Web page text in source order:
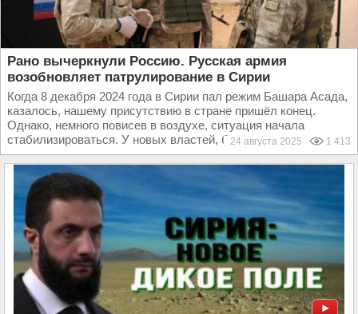
Рано вычеркнули Россию. Русская армия
возобновляет патрулирование в Сирии
Когда 8 декабря 2024 года в Сирии пал режим Башара Асада,
казалось, нашему присутствию в стране пришёл конец.
Однако, немного повисев в воздухе, ситуация начала
стабилизироваться. У новых властей, безусловно...
24 августа 2025 1 413